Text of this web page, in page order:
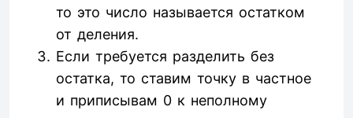
то это число называется остатком
от деления.
Если требуется разделить без
остатка, то ставим точку в частное
и приписывам 0 к неполному